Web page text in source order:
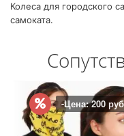
Колеса для городского
самоката.